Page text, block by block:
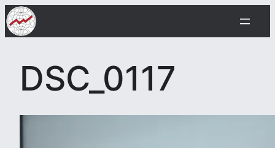
Siirry
sisältöön
DSC_0117